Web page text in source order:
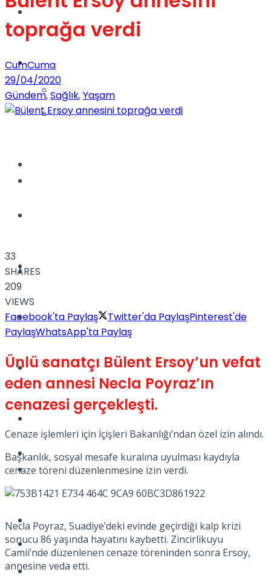
Videolar
Yaşam
Sağlık
TV
Kadınca
Gündem
Yaşam
Sağlık
Dünya
Türkiye
Müzik
Tatil
Spor
Podcast
toprağa verdi
CumCuma
29/04/2020
Gündem,Sağlık,Yaşam
33
SHARES
209
VIEWS
Facebook'ta Paylaş
Twitter'da PaylaşPinterest'de
PaylaşWhatsApp'ta Paylaş
Ünlü sanatçı Bülent Ersoy’un vefat
eden annesi Necla Poyraz’ın
cenazesi gerçekleşti.
Cenaze işlemleri için İçişleri Bakanlığı’ndan özel izin alındı.
Başkanlık, sosyal mesafe kuralına uyulması kaydıyla
cenaze töreni düzenlenmesine izin verdi.
Necla Poyraz, Suadiye’deki evinde geçirdiği kalp krizi
sonucu 86 yaşında hayatını kaybetti. Zincirlikuyu
Camii’nde düzenlenen cenaze töreninden sonra Ersoy,
annesine veda etti.